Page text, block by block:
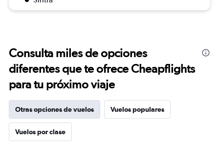
Consulta miles de opciones
diferentes que te ofrece Cheapflights
para tu próximo viaje
Otras opciones de vuelos Vuelos populares
Vuelos por clase